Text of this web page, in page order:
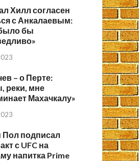
Хилл согласен
с Анкалаевым:
бы
– о Перте:
реки, мне
Махачкалу»
Пол подписал
с UFC на
напитка Prime